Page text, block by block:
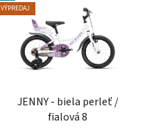
VÝPREDAJ
JENNY - biela perleť /
fialová 8